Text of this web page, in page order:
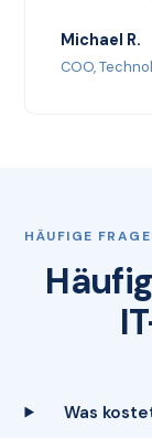
Michael R.
COO,
HÄUFIGE
Was